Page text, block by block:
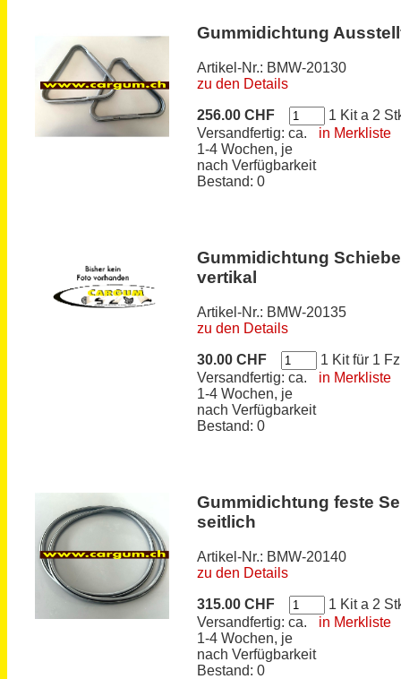
Gummidichtung
Artikel-Nr.: BMW-20130
zu den Details
256.00 CHF
1 Kit a 2
Versandfertig: ca.
1-4 Wochen, je
nach Verfügbarkeit
Bestand: 0
in Merkliste
Gummidichtung
vertikal
Artikel-Nr.: BMW-20135
zu den Details
30.00 CHF
1 Kit für 1 Fz
Versandfertig: ca.
1-4 Wochen, je
nach Verfügbarkeit
Bestand: 0
in Merkliste
Gummidichtung feste
seitlich
Artikel-Nr.: BMW-20140
zu den Details
315.00 CHF
1 Kit a 2
Versandfertig: ca.
1-4 Wochen, je
nach Verfügbarkeit
Bestand: 0
in Merkliste